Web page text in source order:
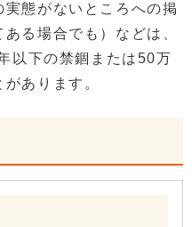
態がないところへの掲
る場合でも）などは、
以下の禁錮または50万
あります。